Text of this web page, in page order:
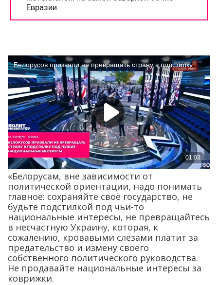
«Белорусам, вне зависимости от
политической ориентации, надо понимать
главное: сохраняйте своё государство, не
будьте подстилкой под чьи-то
национальные интересы, не превращайтесь
в несчастную Украину, которая, к
сожалению, кровавыми слезами платит за
предательство и измену своего
собственного политического руководства.
Не продавайте национальные интересы за
коврижки.